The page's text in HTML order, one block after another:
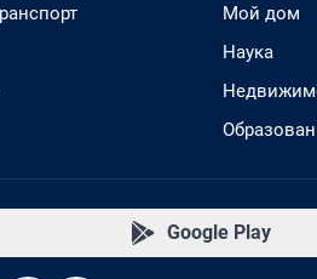
Мой дом
Наука
Google Play